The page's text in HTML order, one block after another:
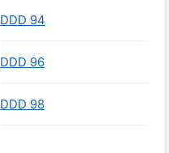
DDD 94
DDD 96
DDD 98